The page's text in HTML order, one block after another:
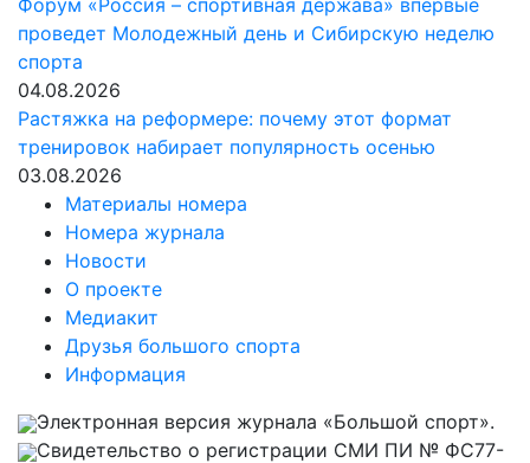
Форум «Россия – спортивная держава» впервые
проведет Молодежный день и Сибирскую неделю
спорта
04.08.2026
Растяжка на реформере: почему этот формат
тренировок набирает популярность осенью
03.08.2026
Материалы номера
Номера журнала
Новости
О проекте
Медиакит
Друзья большого спорта
Информация
Электронная версия журнала «Большой спорт».
Свидетельство о регистрации СМИ ПИ № ФС77-